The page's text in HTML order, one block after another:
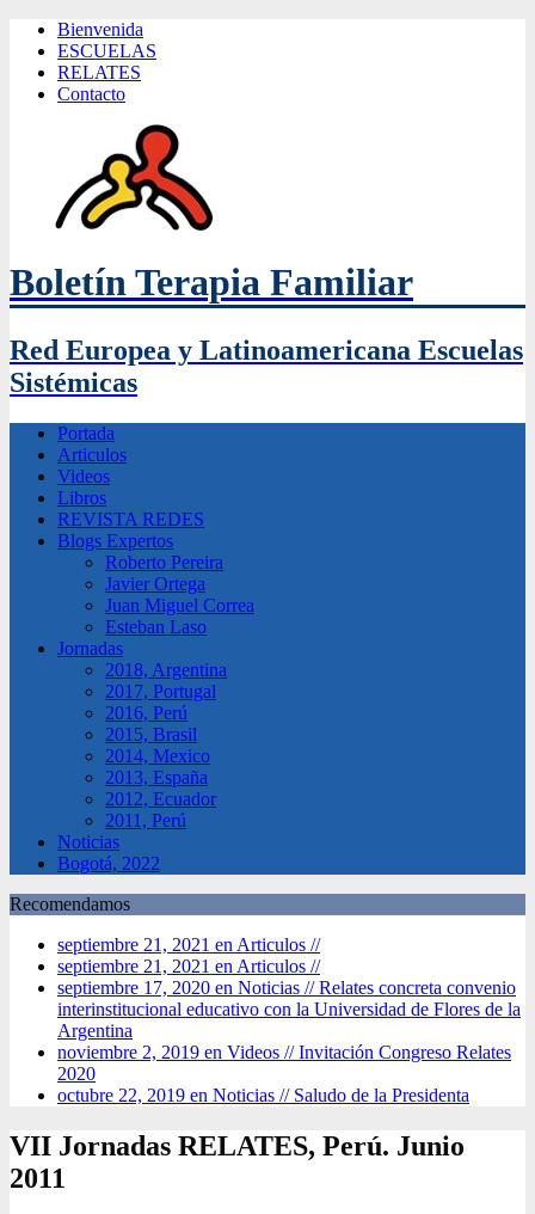
Bienvenida
ESCUELAS
RELATES
Contacto
Boletín Terapia Familiar
Red Europea y Latinoamericana Escuelas
Sistémicas
Portada
Articulos
Videos
Libros
REVISTA REDES
Blogs Expertos
Roberto Pereira
Javier Ortega
Juan Miguel Correa
Esteban Laso
Jornadas
2018, Argentina
2017, Portugal
2016, Perú
2015, Brasil
2014, Mexico
2013, España
2012, Ecuador
2011, Perú
Noticias
Bogotá, 2022
Recomendamos
septiembre 21, 2021 en Articulos //
septiembre 21, 2021 en Articulos //
septiembre 17, 2020 en Noticias //Relates concreta convenio
interinstitucional educativo con la Universidad de Flores de la
Argentina
noviembre 2, 2019 en Videos //Invitación Congreso Relates
2020
octubre 22, 2019 en Noticias // Saludo de la Presidenta
VII Jornadas RELATES, Perú. Junio
2011